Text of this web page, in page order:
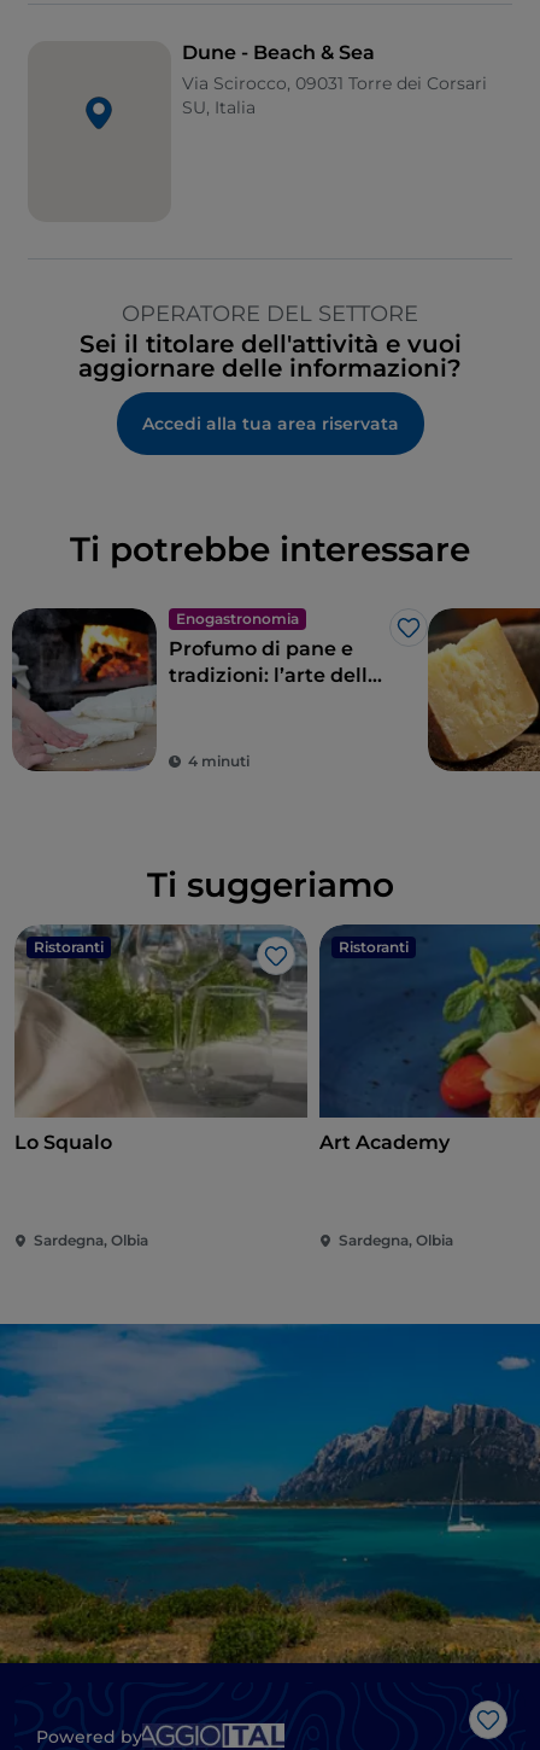
Dune - Beach & Sea
Via Scirocco, 09031 Torre dei Corsari
SU, Italia
OPERATORE DEL SETTORE
Sei il titolare dell'attività e vuoi
aggiornare delle informazioni?
Accedi alla tua area riservata
Ti potrebbe interessare
Enogastronomia
Like
Profumo di pane e
tradizioni: l’arte della
4 minuti
Ti suggeriamo
Ristoranti
Like
Lo Squalo
Sardegna, Olbia
Ristoranti
Art Academy
Sardegna, Olbia
Like
Powered by